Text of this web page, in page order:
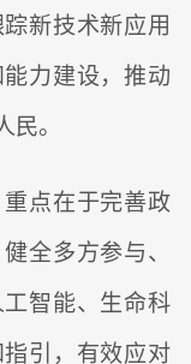
新技术新应用
力建设，推动
。
点在于完善政
全多方参与、
智能、生命科
引，有效应对